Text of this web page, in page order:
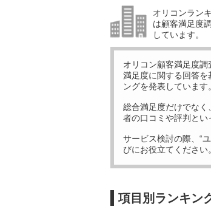
オリコンラン
は顧客満足度
しています。
オリコン顧客満足度
満足度に関する回答を
ングを発表しています。
総合満足度だけでなく
者の口コミや評判とい
サービス検討の際、“
びにお役立てください。
項目別ランキン